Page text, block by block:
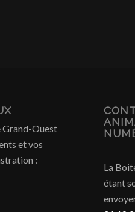
Grand-Ouest
et vos
:
La
étant